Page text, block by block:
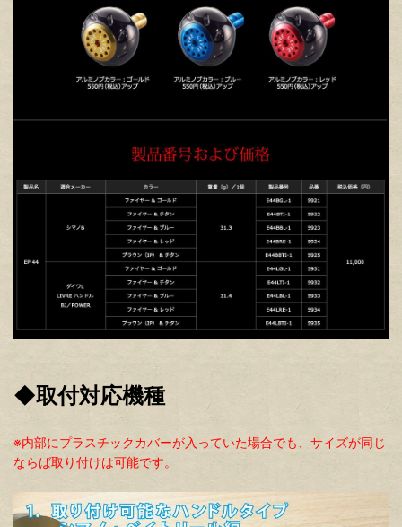
◆取付対応機種
※内部にプラスチックカバーが入っていた場合でも、サイズが同じ
ならば取り付けは可能です。